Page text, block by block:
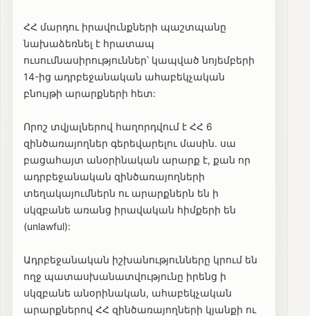
ՀՀ մարդու իրավունքների պաշտպանը
նախաձեռնել է հրատապ
ուսումնասիրություններ՝ կապված նոյեմբերի
14-ից ադրբեջանական ահաբեկչական
բնույթի արարքների հետ:
Որոշ տվյալներով հաղորդվում է ՀՀ 6
զինծառայողներ գերեվարելու մասին. սա
բացահայտ անօրինական արարք է, քան որ
ադրբեջանական զինծառայողների
տեղակայումներն ու արարքներն են ի
սկզբանե առանց իրավական հիմքերի են
(unlawful):
Ադրբեջանական իշխանությունները կրում են
ողջ պատասխանատվությունը իրենց ի
սկզբանե անօրինական, ահաբեկչական
արարքներով ՀՀ զինծառայողների կյանքի ու